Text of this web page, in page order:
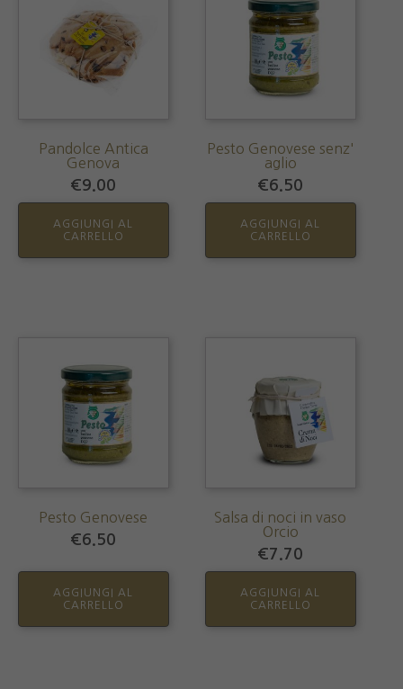
Pandolce Antica
Genova
€9.00
AGGIUNGI AL
CARRELLO
Pesto Genovese senz'
aglio
€6.50
AGGIUNGI AL
CARRELLO
Pesto Genovese
€6.50
AGGIUNGI AL
CARRELLO
Salsa di noci in vaso
Orcio
€7.70
AGGIUNGI AL
CARRELLO